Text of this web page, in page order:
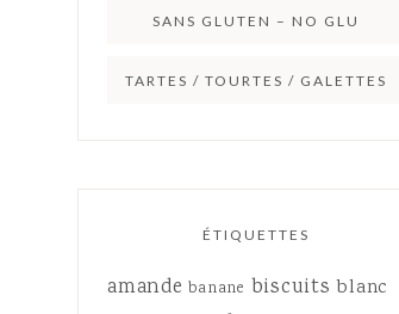
SANS GLUTEN – NO GLU
TARTES / TOURTES / GALETTES
ÉTIQUETTES
amande banane biscuits blanc